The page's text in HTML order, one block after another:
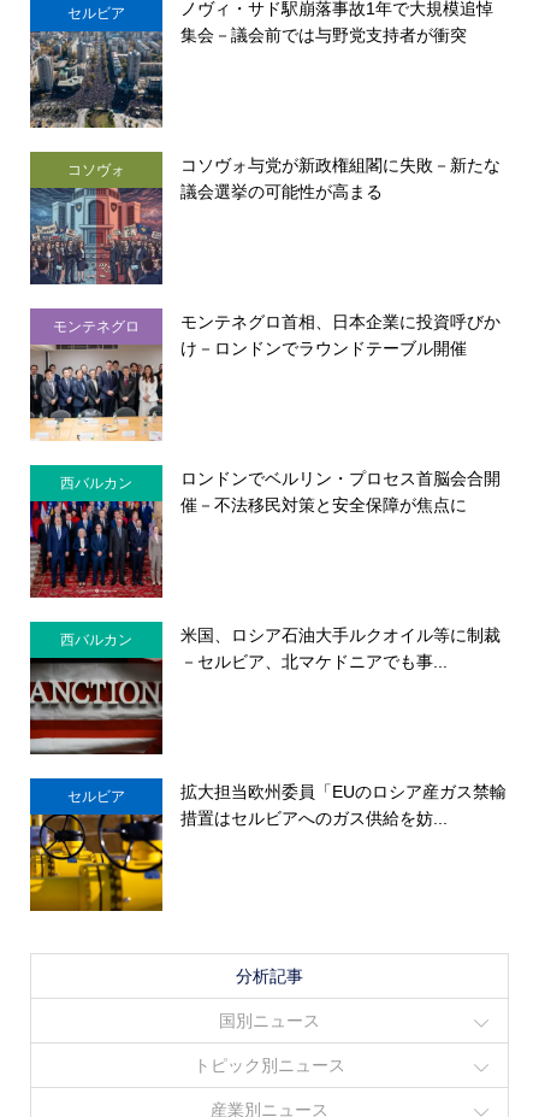
セルビア
ノヴィ・サド駅崩落事故1年で大規模追悼
集会－議会前では与野党支持者が衝突
コソヴォ
コソヴォ与党が新政権組閣に失敗－新たな
議会選挙の可能性が高まる
モンテネグロ
モンテネグロ首相、日本企業に投資呼びか
け－ロンドンでラウンドテーブル開催
西バルカン
ロンドンでベルリン・プロセス首脳会合開
催－不法移民対策と安全保障が焦点に
西バルカン
米国、ロシア石油大手ルクオイル等に制裁
－セルビア、北マケドニアでも事...
セルビア
拡大担当欧州委員「EUのロシア産ガス禁輸
措置はセルビアへのガス供給を妨...
分析記事
国別ニュース
トピック別ニュース
産業別ニュース